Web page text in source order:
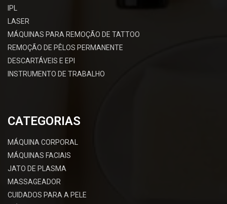
IPL
LASER
MÁQUINAS PARA REMOÇÃO DE TATTOO
REMOÇÃO DE PÊLOS PERMANENTE
DESCARTÁVEIS E EPI
INSTRUMENTO DE TRABALHO
CATEGORIAS
MÁQUINA CORPORAL
MÁQUINAS FACIAIS
JATO DE PLASMA
MASSAGEADOR
CUIDADOS PARA A PELE